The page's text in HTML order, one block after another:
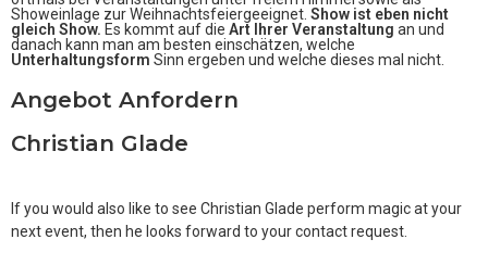
Showeinlage zur Weihnachtsfeiergeeignet. Show ist eben nicht
gleich Show. Es kommt auf die Art Ihrer Veranstaltung an und
danach kann man am besten einschätzen, welche
Unterhaltungsform Sinn ergeben und welche dieses mal nicht.
Angebot Anfordern
Christian Glade
If you would also like to see Christian Glade perform magic at your
next event, then he looks forward to your contact request.